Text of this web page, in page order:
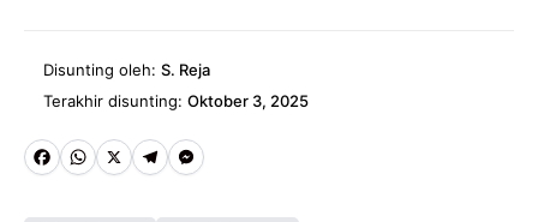
Disunting oleh: S. Reja
Terakhir disunting: Oktober 3, 2025
Fa W
X
Te M